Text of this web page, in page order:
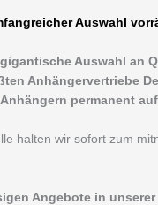
Auswahl
gigantische Auswahl an
Anhängervertriebe
permanent
halten wir sofort zum
Angebote in unserer